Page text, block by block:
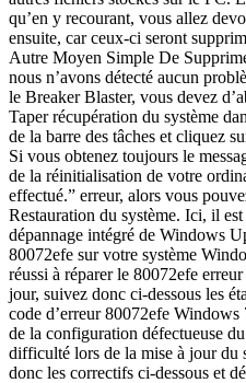
qu’en y recourant, vous allez
ensuite, car ceux-ci seront
Autre Moyen Simple De
nous n’avons détecté aucun
le Breaker Blaster, vous devez
Taper récupération du système
de la barre des tâches et cliquez
Si vous obtenez toujours le
de la réinitialisation de votre
effectué.” erreur, alors vous
Restauration du système. Ici, il
dépannage intégré de Windows
80072efe sur votre système
réussi à réparer le 80072efe
jour, suivez donc ci-dessous les
code d’erreur 80072efe Windows
de la configuration défectueuse
difficulté lors de la mise à jour du
donc les correctifs ci-dessous et